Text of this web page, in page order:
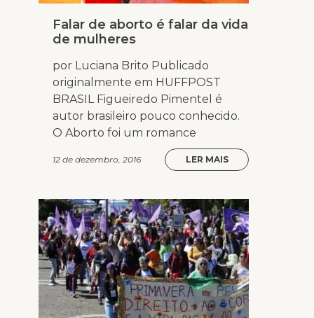
Falar de aborto é falar da vida
de mulheres
por Luciana Brito Publicado
originalmente em HUFFPOST
BRASIL Figueiredo Pimentel é
autor brasileiro pouco conhecido.
O Aborto foi um romance
12 de dezembro, 2016 LER MAIS